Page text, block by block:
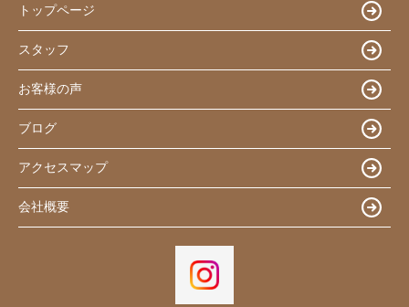
トップページ
スタッフ
お客様の声
ブログ
アクセスマップ
会社概要